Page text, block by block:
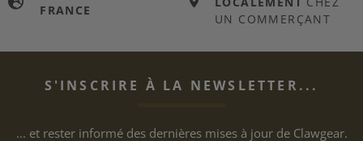
FRANCE
UN COMMERÇANT
S'INSCRIRE À LA NEWSLETTER...
... et rester informé des dernières mises à jour de Clawgear.